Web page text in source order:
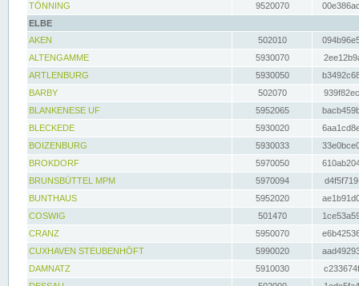
TÖNNING
9520070
ELBE
AKEN
502010
ALTENGAMME
5930070
ARTLENBURG
5930050
BARBY
502070
BLANKENESE UF
5952065
BLECKEDE
5930020
BOIZENBURG
5930033
BROKDORF
5970050
BRUNSBÜTTEL MPM
5970094
BUNTHAUS
5952020
COSWIG
501470
CRANZ
5950070
CUXHAVEN STEUBENHÖFT
5990020
DAMNATZ
5910030